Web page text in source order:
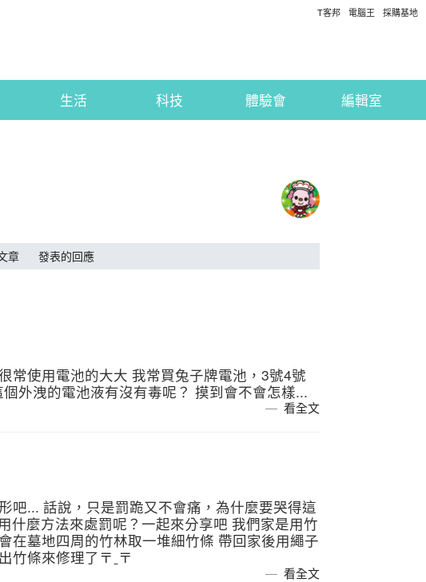
T客邦 電腦王 採購基地
生活 科技 體驗會 編輯室
章 發表的回應
常使用電池的大大 我常買兔子牌電池，3號4號
外洩的電池液有沒有毒呢？ 摸到會不會怎樣...
看全文
吧... 話說，只是罰跪又不會痛，為什麼要哭得這
麼方法來處罰呢？一起來分享吧 我們家是用竹
在墓地四周的竹林取一堆細竹條 帶回家後用繩子
竹條來修理了〒ˍ〒
看全文